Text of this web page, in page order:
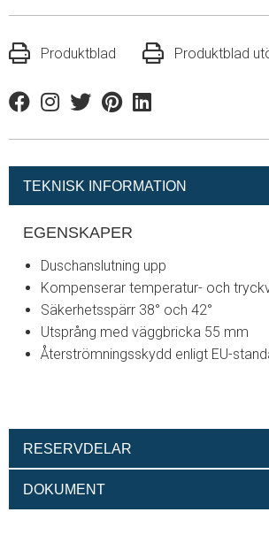
Produktblad Produktblad
FacebookInstagram
TwitterPinterestLinkedin
TEKNISK INFORMATION
EGENSKAPER
Duschanslutning upp
Kompenserar temperatur- och
Säkerhetsspärr 38° och 42°
Utsprång med väggbricka 55 mm
Återströmningsskydd enligt EU-
RESERVDELAR
DOKUMENT